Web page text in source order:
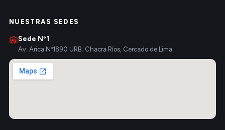
NUESTRAS SEDES
Sede Nº1
Av. Arica Nº1890 URB. Chacra Ríos, Cercado de Lima